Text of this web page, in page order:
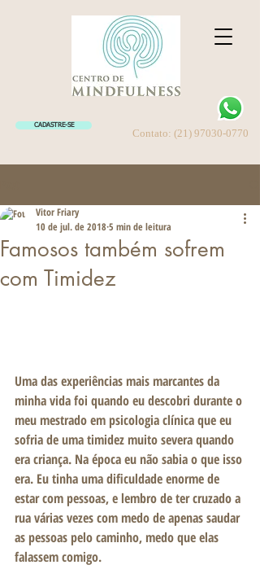
CADASTRE-SE
Contato: (21) 97030-0770
Famosos também sofrem
com Timidez
Vitor Friary
10 de jul. de 2018 5 min de leitura
Uma das experiências mais marcantes da
minha vida foi quando eu descobri durante o
meu mestrado em psicologia clínica que eu
sofria de uma timidez muito severa quando
era criança. Na época eu não sabia o que isso
era. Eu tinha uma dificuldade enorme de
estar com pessoas, e lembro de ter cruzado a
rua várias vezes com medo de apenas saudar
as pessoas pelo caminho, medo que elas
falassem comigo.